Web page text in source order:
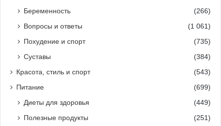
Беременность
(266)
Вопросы и ответы
(1 061)
Похудение и спорт
(735)
Суставы
(384)
Красота, стиль и спорт (543)
Питание (699)
Диеты для здоровья
(449)
Полезные продукты
(251)